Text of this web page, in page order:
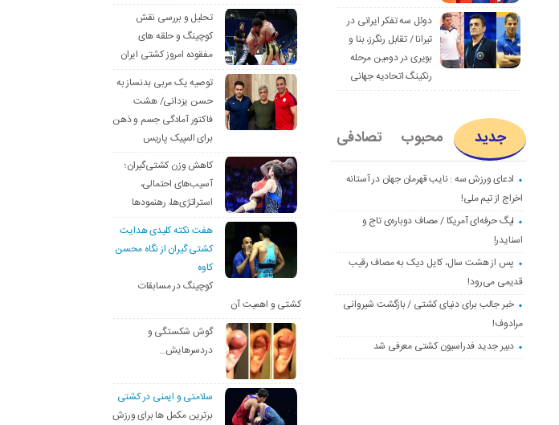
دوئل سه تفکر ایرانی در
تیرانا / تقابل رنگرز، بنا و
بویری در دومین مرحله
رنکینگ اتحادیه جهانی
جدید محبوب تصادفی
ادعای ورزش سه : نایب قهرمان جهان در آستانه
اخراج از تیم ملی!
لیگ حرفه‌ای آمریکا / مصاف دوباره‌ی تاج و
اسنایدر!
پس از هشت سال، کایل دیک به مصاف رقیب
قدیمی می‌رود!
خبر جالب برای دنیای کشتی / بازگشت شیروانی
مرادوف!
دبیر جدید فدراسیون کشتی معرفی شد
تحلیل و بررسی نقش
کوچینگ و حلقه های
مفقوده امروز کشتی ایران
توصیه یک مربی بدنساز به
حسن یزدانی/ هشت
فاکتور آمادگی جسم و ذهن
برای المپیک پاریس
کاهش وزن کشتی‌گیران؛
آسیب‌های احتمالی،
استراتژی‌ها، رهنمودها
هفت نکته کلیدی هدایت
کشتی گیران از نگاه محسن
کاوه
کوچینگ در مسابقات
کشتی و اهمیت آن
گوش شکستگی و
دردسرهایش…
سلامتی و ایمنی در کشتی
برترین مکمل ها برای ورزش